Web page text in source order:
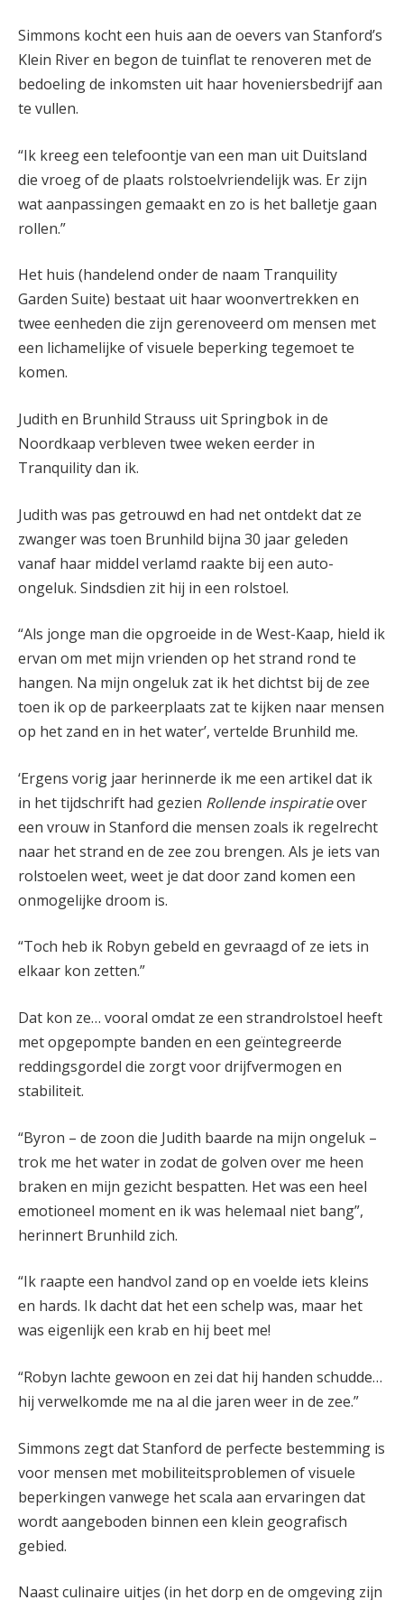
Simmons kocht een huis aan de oevers van Stanford’s
Klein River en begon de tuinflat te renoveren met de
bedoeling de inkomsten uit haar hoveniersbedrijf aan
te vullen.
“Ik kreeg een telefoontje van een man uit Duitsland
die vroeg of de plaats rolstoelvriendelijk was. Er zijn
wat aanpassingen gemaakt en zo is het balletje gaan
rollen.”
Het huis (handelend onder de naam Tranquility
Garden Suite) bestaat uit haar woonvertrekken en
twee eenheden die zijn gerenoveerd om mensen met
een lichamelijke of visuele beperking tegemoet te
komen.
Judith en Brunhild Strauss uit Springbok in de
Noordkaap verbleven twee weken eerder in
Tranquility dan ik.
Judith was pas getrouwd en had net ontdekt dat ze
zwanger was toen Brunhild bijna 30 jaar geleden
vanaf haar middel verlamd raakte bij een auto-
ongeluk. Sindsdien zit hij in een rolstoel.
“Als jonge man die opgroeide in de West-Kaap, hield ik
ervan om met mijn vrienden op het strand rond te
hangen. Na mijn ongeluk zat ik het dichtst bij de zee
toen ik op de parkeerplaats zat te kijken naar mensen
op het zand en in het water’, vertelde Brunhild me.
‘Ergens vorig jaar herinnerde ik me een artikel dat ik
in het tijdschrift had gezien Rollende inspiratieover
een vrouw in Stanford die mensen zoals ik regelrecht
naar het strand en de zee zou brengen. Als je iets van
rolstoelen weet, weet je dat door zand komen een
onmogelijke droom is.
“Toch heb ik Robyn gebeld en gevraagd of ze iets in
elkaar kon zetten.”
Dat kon ze… vooral omdat ze een strandrolstoel heeft
met opgepompte banden en een geïntegreerde
reddingsgordel die zorgt voor drijfvermogen en
stabiliteit.
“Byron – de zoon die Judith baarde na mijn ongeluk –
trok me het water in zodat de golven over me heen
braken en mijn gezicht bespatten. Het was een heel
emotioneel moment en ik was helemaal niet bang”,
herinnert Brunhild zich.
“Ik raapte een handvol zand op en voelde iets kleins
en hards. Ik dacht dat het een schelp was, maar het
was eigenlijk een krab en hij beet me!
“Robyn lachte gewoon en zei dat hij handen schudde…
hij verwelkomde me na al die jaren weer in de zee.”
Simmons zegt dat Stanford de perfecte bestemming is
voor mensen met mobiliteitsproblemen of visuele
beperkingen vanwege het scala aan ervaringen dat
wordt aangeboden binnen een klein geografisch
gebied.
Naast culinaire uitjes (in het dorp en de omgeving zijn